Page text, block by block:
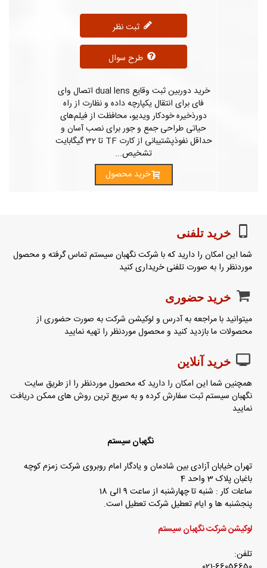
ثبت نظر
خرید دوربین ثبت وقایع dual lens اتصال وای
فای برای انتقال یکپارچه داده و نظارت از راه
دورذخیره خودکار ویدیو، محافظت از فیلم‌های
حیاتی طراحی جمع و جور برای نصب آسان و
حداقل نفوذپشتیبانی از کارت TF تا 32 گیگابایت
تشخیص...
خرید محصول
خرید تلفنی
شما این امکان را دارید که با شرکت نگهبان سیستم تماس گرفته و محصول
موردنظر را به صورت تلفنی خریداری کنید
خرید حضوری
میتوانید با مراجعه به آدرس و لوکیشن شرکت به صورت حضوری از
محصولات ما بازدید کنید و محصول موردنظر را تهیه نمایید
خرید آنلاین
همچنین شما این امکان را دارید که محصول موردنظر را از طریق سایت
نگهبان سیستم ثبت سفارش کرده و به سریع ترین روش های ممکن دریافت
نمایید
نگهبان سیستم
تهران خیابان آزادی بین شادمان و یادگار امام روبروی شرکت زمزم کوچه
باغبان پلاک 3 واحد 4
ساعات کار : شنبه تا چهارشنبه از ساعت 9 الی 18
پنجشنبه ها و ایام تعطیل شرکت تعطیل است.
لوکیشن شرکت نگهبان سیستم
تلفن: